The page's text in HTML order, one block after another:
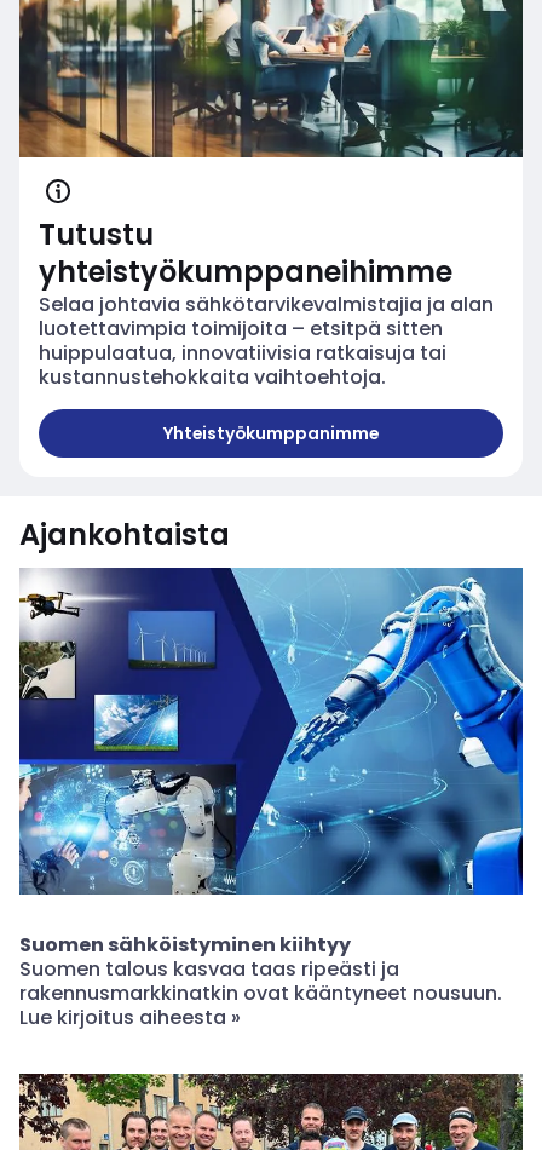
Tutustu
yhteistyökumppaneihimme
Selaa johtavia sähkötarvikevalmistajia ja alan
luotettavimpia toimijoita – etsitpä sitten
huippulaatua, innovatiivisia ratkaisuja tai
kustannustehokkaita vaihtoehtoja.
Tutustu
Yhteistyökumppanimme
Ajankohtaista
Suomen sähköistyminen kiihtyy
Suomen talous kasvaa taas ripeästi ja
rakennusmarkkinatkin ovat kääntyneet nousuun.
Lue kirjoitus aiheesta »